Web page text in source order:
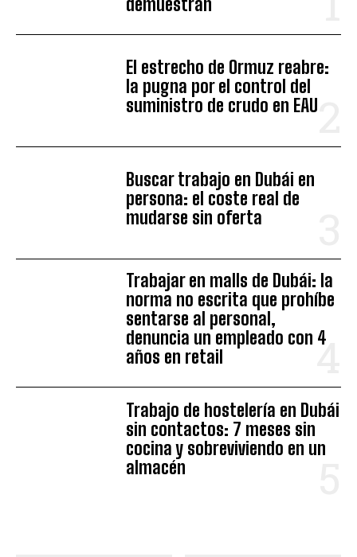
demuestran
El estrecho de Ormuz reabre:
la pugna por el control del
suministro de crudo en EAU
Buscar trabajo en Dubái en
persona: el coste real de
mudarse sin oferta
Trabajar en malls de Dubái: la
norma no escrita que prohíbe
sentarse al personal,
denuncia un empleado con 4
años en retail
Trabajo de hostelería en Dubái
sin contactos: 7 meses sin
cocina y sobreviviendo en un
almacén